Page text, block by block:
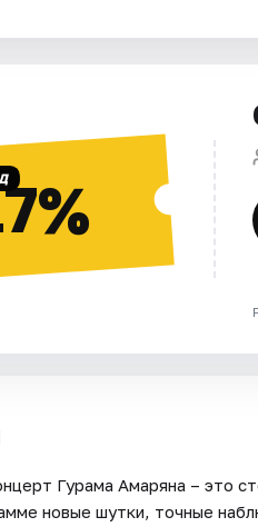
Гурама Амаряна – это
новые шутки, точные